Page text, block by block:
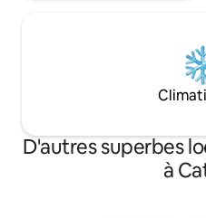
D'autres superbes
à